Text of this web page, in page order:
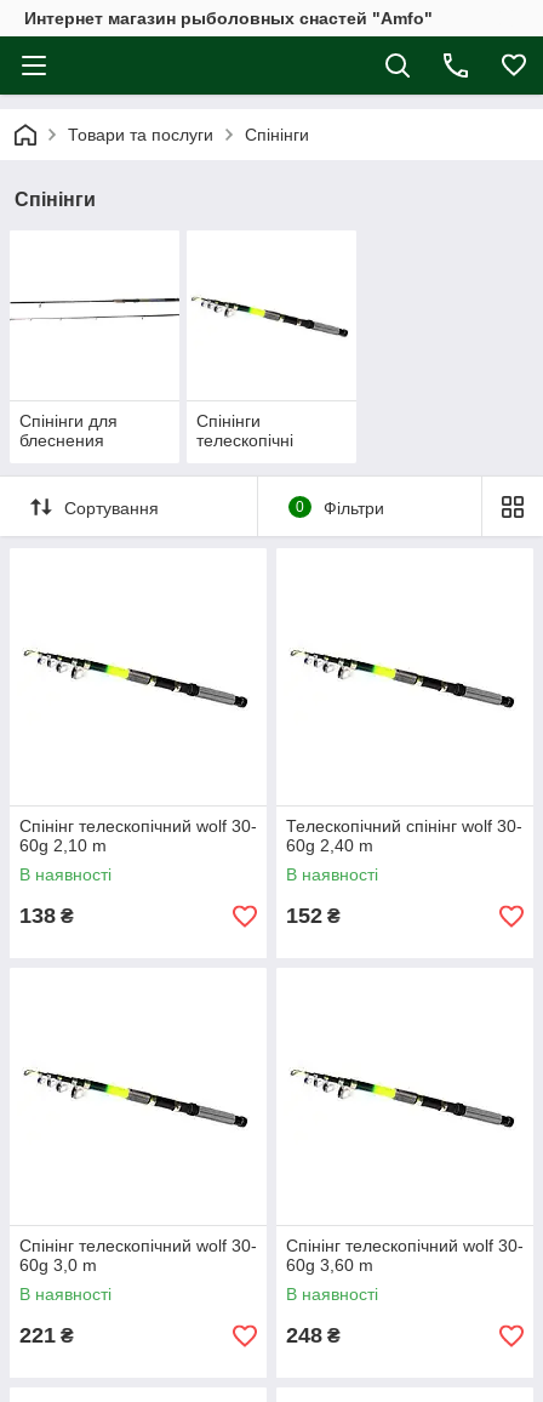
Интернет магазин рыболовных снастей "Amfo"
Товари та послуги Спінінги
Спінінги
Спінінги для
блеснения
Спінінги
телескопічні
Сортування 0 Фільтри
Спінінг телескопічний wolf 30-
60g 2,10 m
В наявності
138 ₴
Телескопічний спінінг wolf 30-
60g 2,40 m
В наявності
152 ₴
Спінінг телескопічний wolf 30-
60g 3,0 m
В наявності
221 ₴
Спінінг телескопічний wolf 30-
60g 3,60 m
В наявності
248 ₴